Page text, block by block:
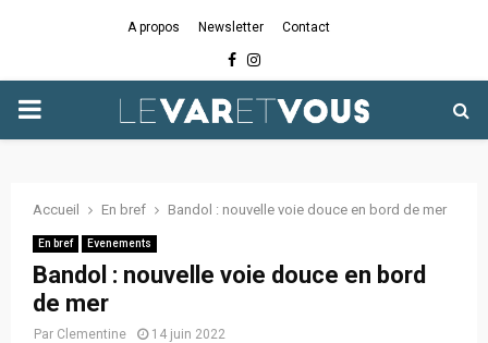
A propos Newsletter Contact
Facebook
Instagram
PRIMARY
Accueil En bref Bandol : nouvelle voie douce en bord de mer
En bref Evenements
Bandol : nouvelle voie douce en bord
de mer
Par Clementine 14 juin 2022